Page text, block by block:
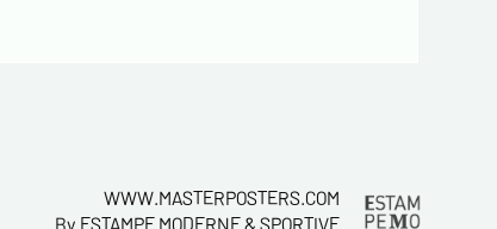
WWW.MASTERPOSTERS.COM
By ESTAMPE MODERNE & SPORTIVE